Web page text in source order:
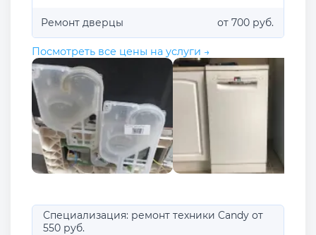
Ремонт дверцы от 700 руб.
Посмотреть все цены на услуги →
Специализация: ремонт техники Candy от
550 руб.